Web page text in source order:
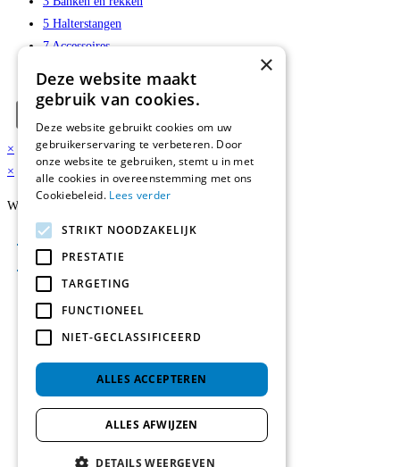
5 Halterstangen
7 Accessoires
×
×
Winkelwagen
×
Deze website maakt
gebruik van cookies.
Deze website gebruikt cookies om uw
gebruikerservaring te verbeteren. Door
onze website te gebruiken, stemt u in met
alle cookies in overeenstemming met ons
Cookiebeleid. Lees verder
STRIKT NOODZAKELIJK
PRESTATIE
TARGETING
FUNCTIONEEL
NIET-GECLASSIFICEERD
ALLES ACCEPTEREN
ALLES AFWIJZEN
DETAILS WEERGEVEN